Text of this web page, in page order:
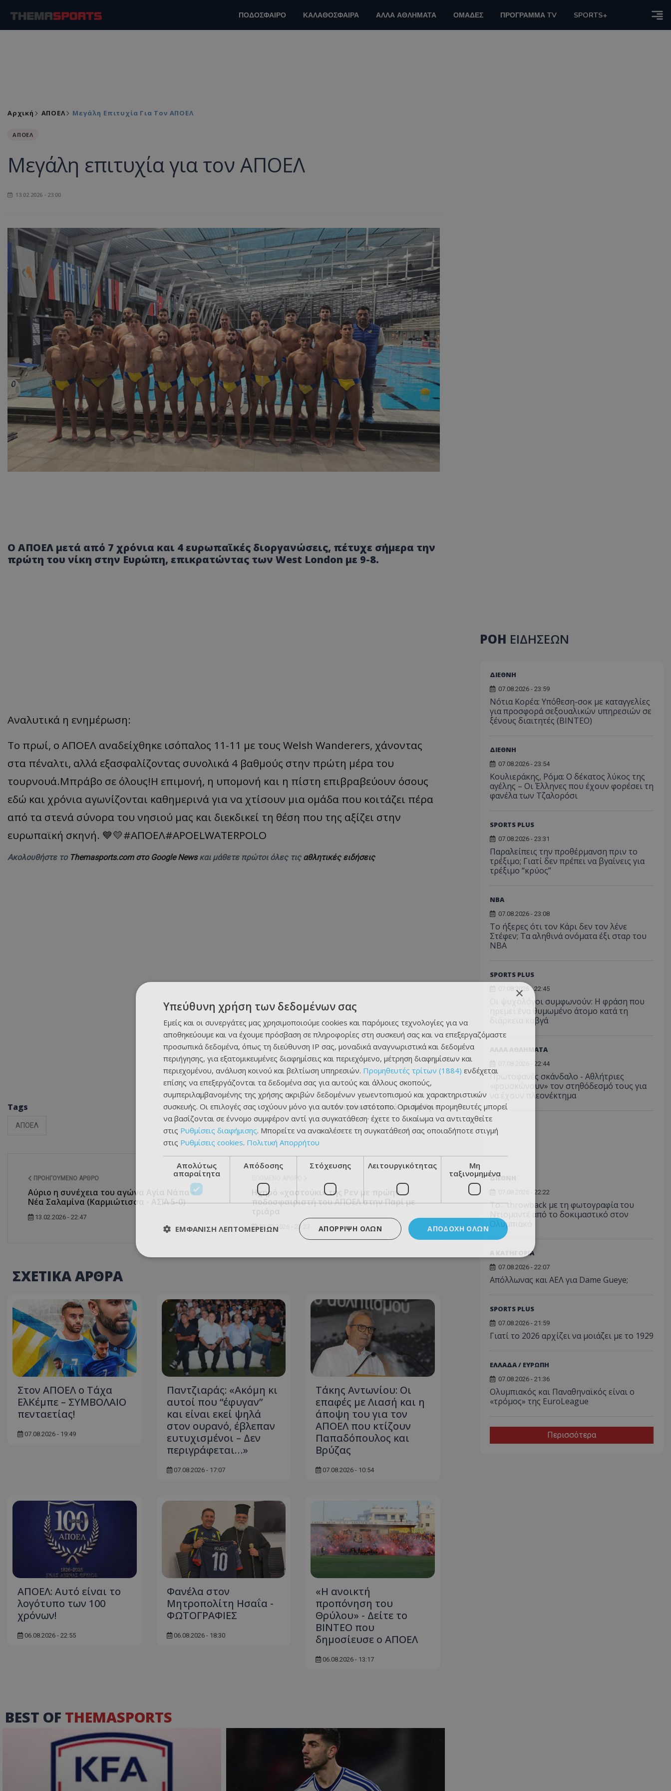
ΠΟΔΟΣΦΑΙΡΟ ΚΑΛΑΘΟΣΦΑΙΡΑ ΑΛΛΑ ΑΘΛΗΜΑΤΑ ΟΜΑΔΕΣ ΠΡΟΓΡΑΜΜΑ TV SPORTS+
Αρχική ΑΠΟΕΛ Μεγάλη Επιτυχία Για Τον ΑΠΟΕΛ
ΑΠΟΕΛ
Μεγάλη επιτυχία για τον ΑΠΟΕΛ
13.02.2026 - 23:00
Ο ΑΠΟΕΛ μετά από 7 χρόνια και 4 ευρωπαϊκές διοργανώσεις, πέτυχε σήμερα την
πρώτη του νίκη στην Ευρώπη, επικρατώντας των West London με 9-8.
Αναλυτικά η ενημέρωση:
Το πρωί, ο ΑΠΟΕΛ αναδείχθηκε ισόπαλος 11-11 με τους Welsh Wanderers, χάνοντας
στα πέναλτι, αλλά εξασφαλίζοντας συνολικά 4 βαθμούς στην πρώτη μέρα του
τουρνουά.Μπράβο σε όλους!Η επιμονή, η υπομονή και η πίστη επιβραβεύουν όσους
εδώ και χρόνια αγωνίζονται καθημερινά για να χτίσουν μια ομάδα που κοιτάζει πέρα
από τα στενά σύνορα του νησιού μας και διεκδικεί τη θέση που της αξίζει στην
ευρωπαϊκή σκηνή. 💙💛#ΑΠΟΕΛ#APOELWATERPOLO
Ακολουθήστε το Themasports.com στο Google Newsκαι μάθετε πρώτοι όλες τις αθλητικές ειδήσεις
Tags
ΑΠΟΕΛ
Μοιράσου αυτό το άρθρο
ΠΡΟΗΓΟΎΜΕΝΟ ΆΡΘΡΟ
Αύριο η συνέχεια του αγώνα Αγία Νάπα -
Νέα Σαλαμίνα (Καρμιώτισσα - ΑΣΙΛ 5-0)
13.02.2026 - 22:47
Ηχηρό «χαστούκι» της Ρεν με πρώην
ποδοσφαιριστή του ΑΠΟΕΛ στην Παρί με
13.02.2026 - 23:23
ΣΧΕΤΙΚΑ ΑΡΘΡΑ
Στον ΑΠΟΕΛ ο Τάχα
ΕλΚέμπε – ΣΥΜΒΟΛΑΙΟ
πενταετίας!
07.08.2026 - 19:49
Παντζιαράς: «Ακόμη κι
αυτοί που “έφυγαν”
και είναι εκεί ψηλά
στον ουρανό, έβλεπαν
ευτυχισμένοι – Δεν
περιγράφεται…»
07.08.2026 - 17:07
Τάκης Αντωνίου: Οι
επαφές με Λιασή και η
άποψη του για τον
ΑΠΟΕΛ που κτίζουν
Παπαδόπουλος και
Βρύζας
07.08.2026 - 10:54
ΑΠΟΕΛ: Αυτό είναι το
λογότυπο των 100
χρόνων!
06.08.2026 - 22:55
Φανέλα στον
Μητροπολίτη Ησαΐα -
ΦΩΤΟΓΡΑΦΙΕΣ
06.08.2026 - 18:30
«Η ανοικτή
προπόνηση του
Θρύλου» - Δείτε το
ΒΙΝΤΕΟ που
δημοσίευσε ο ΑΠΟΕΛ
06.08.2026 - 13:17
BEST OF THEMASPORTS
ΡΟΗ ΕΙΔΗΣΕΩΝ
ΔΙΕΘΝΗ
07.08.2026 - 23:59
Νότια Κορέα: Υπόθεση-σοκ με καταγγελίες
για προσφορά σεξουαλικών υπηρεσιών σε
ξένους διαιτητές (BINTEO)
ΔΙΕΘΝΗ
07.08.2026 - 23:54
Κουλιεράκης, Ρόμα: Ο δέκατος λύκος της
αγέλης – Οι Έλληνες που έχουν φορέσει τη
φανέλα των Τζαλορόσι
SPORTS PLUS
07.08.2026 - 23:31
Παραλείπεις την προθέρμανση πριν το
τρέξιμο; Γιατί δεν πρέπει να βγαίνεις για
τρέξιμο “κρύος”
NBA
07.08.2026 - 23:08
Το ήξερες ότι τον Κάρι δεν τον λένε
Στέφεν; Τα αληθινά ονόματα έξι σταρ του
NBA
SPORTS PLUS
07.08.2026 - 22:45
Οι ψυχολόγοι συμφωνούν: Η φράση που
ηρεμεί ένα θυμωμένο άτομο κατά τη
διάρκεια καβγά
ΑΛΛΑ ΑΘΛΗΜΑΤΑ
07.08.2026 - 22:44
Πρωτοφανές σκάνδαλο - Aθλήτριες
«φουσκώνουν» τον στηθόδεσμό τους για
να έχουν πλεονέκτημα
ΔΙΕΘΝΗ
07.08.2026 - 22:22
Το... throwback με τη φωτογραφία του
Ντιομαντέ από το δοκιμαστικό στον
Ολυμπιακό
Α ΚΑΤΗΓΟΡΙΑ
07.08.2026 - 22:07
Απόλλωνας και ΑΕΛ για Dame Gueye;
SPORTS PLUS
07.08.2026 - 21:59
Γιατί το 2026 αρχίζει να μοιάζει με το 1929
ΕΛΛΑΔΑ / ΕΥΡΩΠΗ
07.08.2026 - 21:36
Ολυμπιακός και Παναθηναϊκός είναι ο
«τρόμος» της EuroLeague
Περισσότερα
×
Υπεύθυνη χρήση των δεδομένων σας
Εμείς και οι συνεργάτες μας χρησιμοποιούμε cookies και παρόμοιες τεχνολογίες για να
αποθηκεύουμε και να έχουμε πρόσβαση σε πληροφορίες στη συσκευή σας και να επεξεργαζόμαστε
προσωπικά δεδομένα, όπως τη διεύθυνση IP σας, μοναδικά αναγνωριστικά και δεδομένα
περιήγησης, για εξατομικευμένες διαφημίσεις και περιεχόμενο, μέτρηση διαφημίσεων και
περιεχομένου, ανάλυση κοινού και βελτίωση υπηρεσιών. Προμηθευτές τρίτων (1884) ενδέχεται
επίσης να επεξεργάζονται τα δεδομένα σας για αυτούς και άλλους σκοπούς,
συμπεριλαμβανομένης της χρήσης ακριβών δεδομένων γεωεντοπισμού και χαρακτηριστικών
συσκευής. Οι επιλογές σας ισχύουν μόνο για αυτόν τον ιστότοπο. Ορισμένοι προμηθευτές μπορεί
να βασίζονται σε έννομο συμφέρον αντί για συγκατάθεση· έχετε το δικαίωμα να αντιταχθείτε
στις Ρυθμίσεις διαφήμισης. Μπορείτε να ανακαλέσετε τη συγκατάθεσή σας οποιαδήποτε στιγμή
στις Ρυθμίσεις cookies. Πολιτική Απορρήτου
Απολύτως
απαραίτητα
Απόδοσης Στόχευσης Λειτουργικότητας
Μη
ταξινομημένα
ΑΠΟΔΟΧΉ ΌΛΩΝ
ΑΠΌΡΡΙΨΗ ΌΛΩΝ
ΕΜΦΆΝΙΣΗ ΛΕΠΤΟΜΕΡΕΙΏΝ